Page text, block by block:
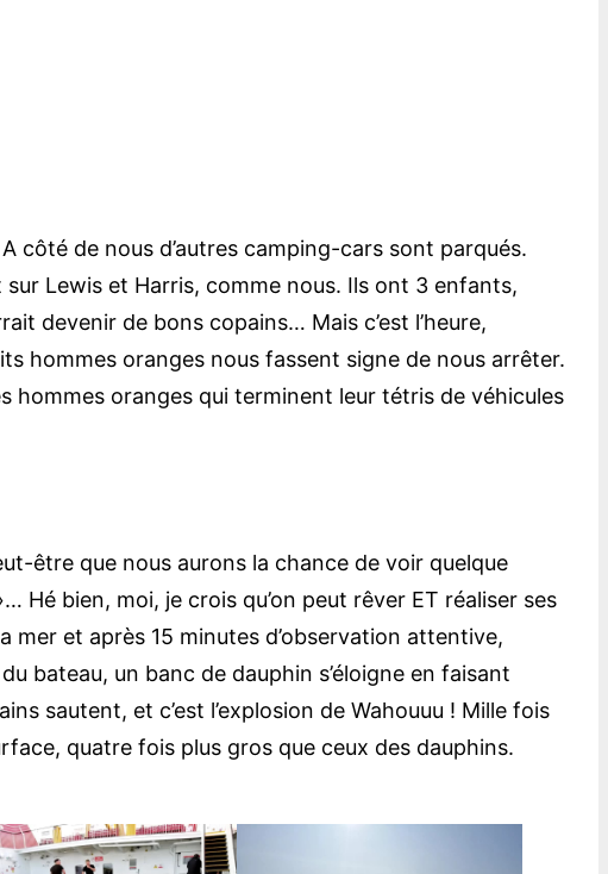
côté de nous d’autres camping-cars sont parqués.
Lewis et Harris, comme nous. Ils ont 3 enfants,
devenir de bons copains… Mais c’est l’heure,
hommes oranges nous fassent signe de nous arrêter.
hommes oranges qui terminent leur tétris de véhicules
être que nous aurons la chance de voir quelque
Hé bien, moi, je crois qu’on peut rêver ET réaliser ses
mer et après 15 minutes d’observation attentive,
du bateau, un banc de dauphin s’éloigne en faisant
sautent, et c’est l’explosion de Wahouuu ! Mille fois
quatre fois plus gros que ceux des dauphins.